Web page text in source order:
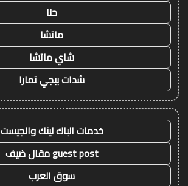
حنا
ماتشا
شاي ماتشا
شدات ببجي تمارا
خدمات الباك لينك والجيست
guest post مقال ضيف
سوق العرب